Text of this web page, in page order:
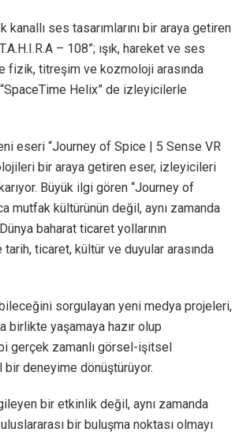
ses tasarımlarını bir araya getiren
– 108”; ışık, hareket ve ses
fizik, titreşim ve kozmoloji arasında
Helix” de izleyicilerle
eseri “Journey of Spice | 5 Sense VR
bir araya getiren eser, izleyicileri
Büyük ilgi gören “Journey of
mutfak kültürünün değil, aynı zamanda
baharat ticaret yollarının
ticaret, kültür ve duyular arasında
sorgulayan yeni medya projeleri,
birlikte yaşamaya hazır olup
gerçek zamanlı görsel-işitsel
bir deneyime dönüştürüyor.
bir etkinlik değil, aynı zamanda
bir buluşma noktası olmayı